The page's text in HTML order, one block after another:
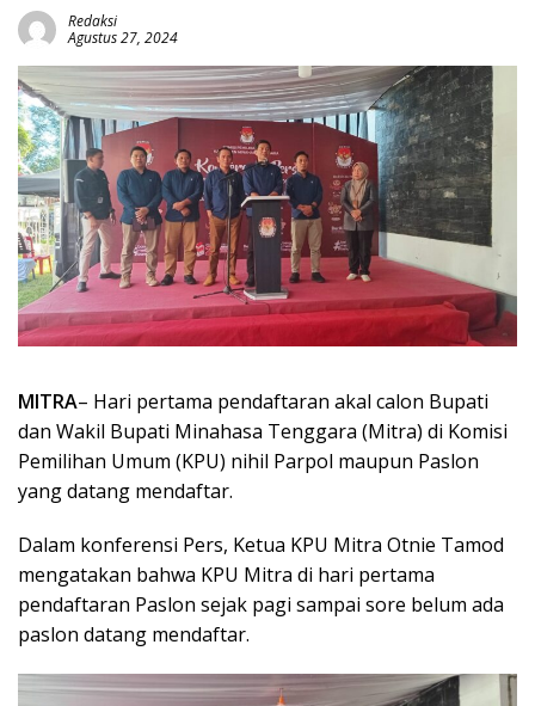
Redaksi
Agustus 27, 2024
MITRA– Hari pertama pendaftaran akal calon Bupati
dan Wakil Bupati Minahasa Tenggara (Mitra) di Komisi
Pemilihan Umum (KPU) nihil Parpol maupun Paslon
yang datang mendaftar.
Dalam konferensi Pers, Ketua KPU Mitra Otnie Tamod
mengatakan bahwa KPU Mitra di hari pertama
pendaftaran Paslon sejak pagi sampai sore belum ada
paslon datang mendaftar.